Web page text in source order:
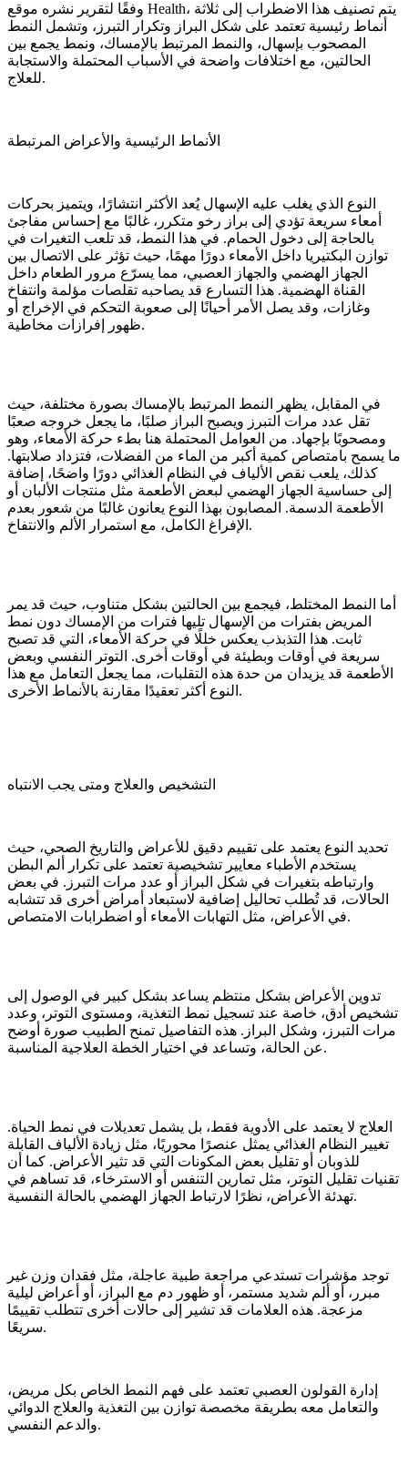
وفقًا لتقرير نشره موقع Health، يتم تصنيف هذا الاضطراب إلى ثلاثة
أنماط رئيسية تعتمد على شكل البراز وتكرار التبرز، وتشمل النمط
المصحوب بإسهال، والنمط المرتبط بالإمساك، ونمط يجمع بين
الحالتين، مع اختلافات واضحة في الأسباب المحتملة والاستجابة
للعلاج.
الأنماط الرئيسية والأعراض المرتبطة
النوع الذي يغلب عليه الإسهال يُعد الأكثر انتشارًا، ويتميز بحركات
أمعاء سريعة تؤدي إلى براز رخو متكرر، غالبًا مع إحساس مفاجئ
بالحاجة إلى دخول الحمام. في هذا النمط، قد تلعب التغيرات في
توازن البكتيريا داخل الأمعاء دورًا مهمًا، حيث تؤثر على الاتصال بين
الجهاز الهضمي والجهاز العصبي، مما يسرّع مرور الطعام داخل
القناة الهضمية. هذا التسارع قد يصاحبه تقلصات مؤلمة وانتفاخ
وغازات، وقد يصل الأمر أحيانًا إلى صعوبة التحكم في الإخراج أو
ظهور إفرازات مخاطية.
في المقابل، يظهر النمط المرتبط بالإمساك بصورة مختلفة، حيث
تقل عدد مرات التبرز ويصبح البراز صلبًا، ما يجعل خروجه صعبًا
ومصحوبًا بإجهاد. من العوامل المحتملة هنا بطء حركة الأمعاء، وهو
ما يسمح بامتصاص كمية أكبر من الماء من الفضلات، فتزداد صلابتها.
كذلك، يلعب نقص الألياف في النظام الغذائي دورًا واضحًا، إضافة
إلى حساسية الجهاز الهضمي لبعض الأطعمة مثل منتجات الألبان أو
الأطعمة الدسمة. المصابون بهذا النوع يعانون غالبًا من شعور بعدم
الإفراغ الكامل، مع استمرار الألم والانتفاخ.
أما النمط المختلط، فيجمع بين الحالتين بشكل متناوب، حيث قد يمر
المريض بفترات من الإسهال تليها فترات من الإمساك دون نمط
ثابت. هذا التذبذب يعكس خللًا في حركة الأمعاء، التي قد تصبح
سريعة في أوقات وبطيئة في أوقات أخرى. التوتر النفسي وبعض
الأطعمة قد يزيدان من حدة هذه التقلبات، مما يجعل التعامل مع هذا
النوع أكثر تعقيدًا مقارنة بالأنماط الأخرى.
التشخيص والعلاج ومتى يجب الانتباه
تحديد النوع يعتمد على تقييم دقيق للأعراض والتاريخ الصحي، حيث
يستخدم الأطباء معايير تشخيصية تعتمد على تكرار ألم البطن
وارتباطه بتغيرات في شكل البراز أو عدد مرات التبرز. في بعض
الحالات، قد تُطلب تحاليل إضافية لاستبعاد أمراض أخرى قد تتشابه
في الأعراض، مثل التهابات الأمعاء أو اضطرابات الامتصاص.
تدوين الأعراض بشكل منتظم يساعد بشكل كبير في الوصول إلى
تشخيص أدق، خاصة عند تسجيل نمط التغذية، ومستوى التوتر، وعدد
مرات التبرز، وشكل البراز. هذه التفاصيل تمنح الطبيب صورة أوضح
عن الحالة، وتساعد في اختيار الخطة العلاجية المناسبة.
العلاج لا يعتمد على الأدوية فقط، بل يشمل تعديلات في نمط الحياة.
تغيير النظام الغذائي يمثل عنصرًا محوريًا، مثل زيادة الألياف القابلة
للذوبان أو تقليل بعض المكونات التي قد تثير الأعراض. كما أن
تقنيات تقليل التوتر، مثل تمارين التنفس أو الاسترخاء، قد تساهم في
تهدئة الأعراض، نظرًا لارتباط الجهاز الهضمي بالحالة النفسية.
توجد مؤشرات تستدعي مراجعة طبية عاجلة، مثل فقدان وزن غير
مبرر، أو ألم شديد مستمر، أو ظهور دم مع البراز، أو أعراض ليلية
مزعجة. هذه العلامات قد تشير إلى حالات أخرى تتطلب تقييمًا
سريعًا.
إدارة القولون العصبي تعتمد على فهم النمط الخاص بكل مريض،
والتعامل معه بطريقة مخصصة توازن بين التغذية والعلاج الدوائي
والدعم النفسي.